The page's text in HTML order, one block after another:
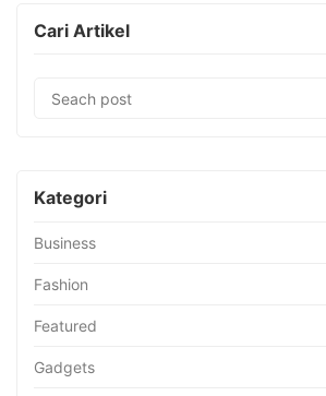
Cari Artikel
Kategori
Business
Fashion
Featured
Gadgets